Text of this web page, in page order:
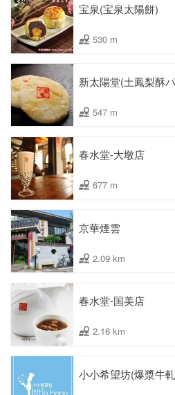
宝泉(宝泉太陽餅)
530 m
新太陽堂(土鳳梨酥
547 m
春水堂-大墩店
677 m
京華煙雲
2.09 km
春水堂-国美店
2.16 km
小小希望坊(爆漿牛